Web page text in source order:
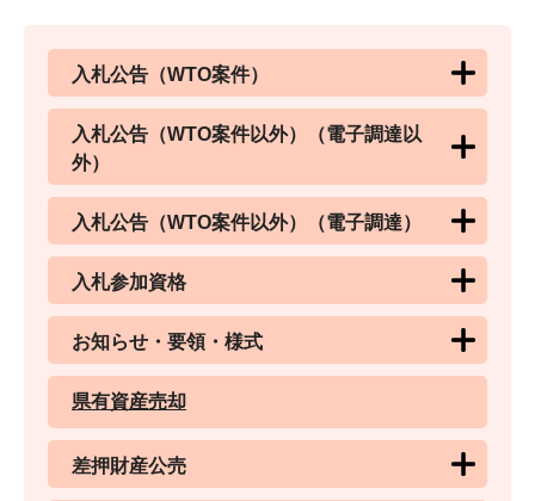
入札公告（WTO案件）
入札公告（WTO案件以外）（電子調達以
外）
入札公告（WTO案件以外）（電子調達）
入札参加資格
お知らせ・要領・様式
県有資産売却
差押財産公売